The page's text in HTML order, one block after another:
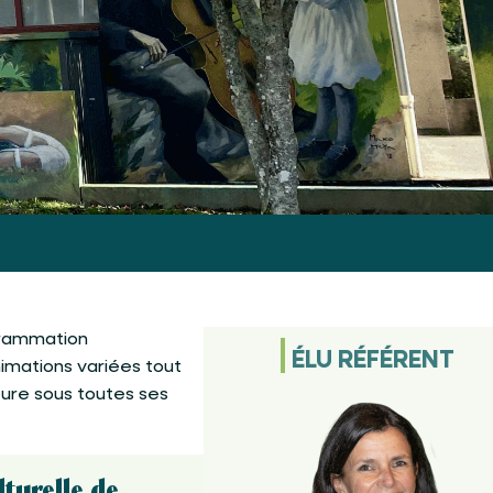
variées tout
sous toutes ses
ÉLU RÉFÉRENT